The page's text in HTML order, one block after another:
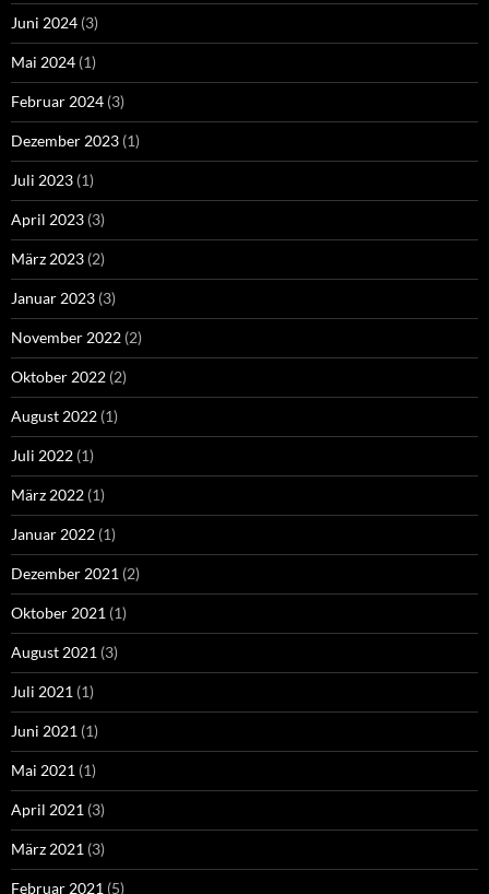
Juni 2024 (3)
Mai 2024 (1)
Februar 2024 (3)
Dezember 2023 (1)
Juli 2023 (1)
April 2023 (3)
März 2023 (2)
Januar 2023 (3)
November 2022 (2)
Oktober 2022 (2)
August 2022 (1)
Juli 2022 (1)
März 2022 (1)
Januar 2022 (1)
Dezember 2021 (2)
Oktober 2021 (1)
August 2021 (3)
Juli 2021 (1)
Juni 2021 (1)
Mai 2021 (1)
April 2021 (3)
März 2021 (3)
Februar 2021 (5)